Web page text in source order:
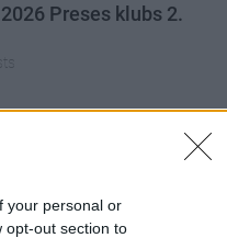
your personal or
opt-out section to
Preses klubs 2.